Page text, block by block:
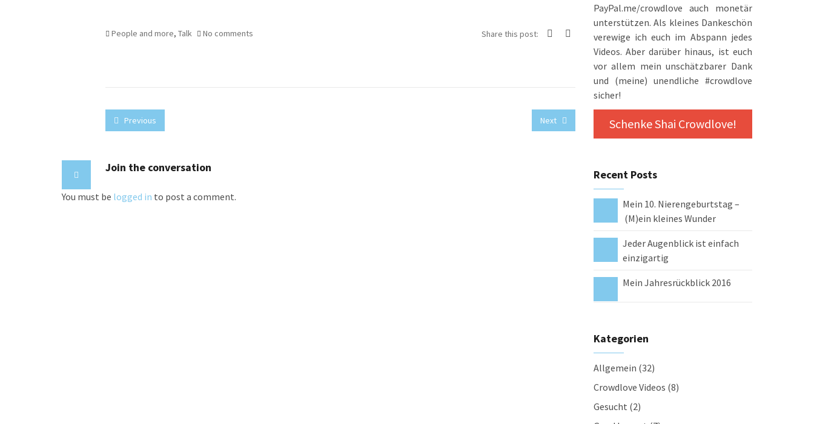
People and more, Talk No comments Share this post:
Previous Next
Join the conversation
You must be logged in to post a comment.
PayPal.me/crowdlove auch monetär
unterstützen. Als kleines Dankeschön
verewige ich euch im Abspann jedes
Videos. Aber darüber hinaus, ist euch
vor allem mein unschätzbarer Dank
und (meine) unendliche #crowdlove
sicher!
Schenke Shai Crowdlove!
Recent Posts
Mein 10. Nierengeburtstag –
(M)ein kleines Wunder
Jeder Augenblick ist einfach
einzigartig
Mein Jahresrückblick 2016
Kategorien
Allgemein (32)
Crowdlove Videos (8)
Gesucht (2)